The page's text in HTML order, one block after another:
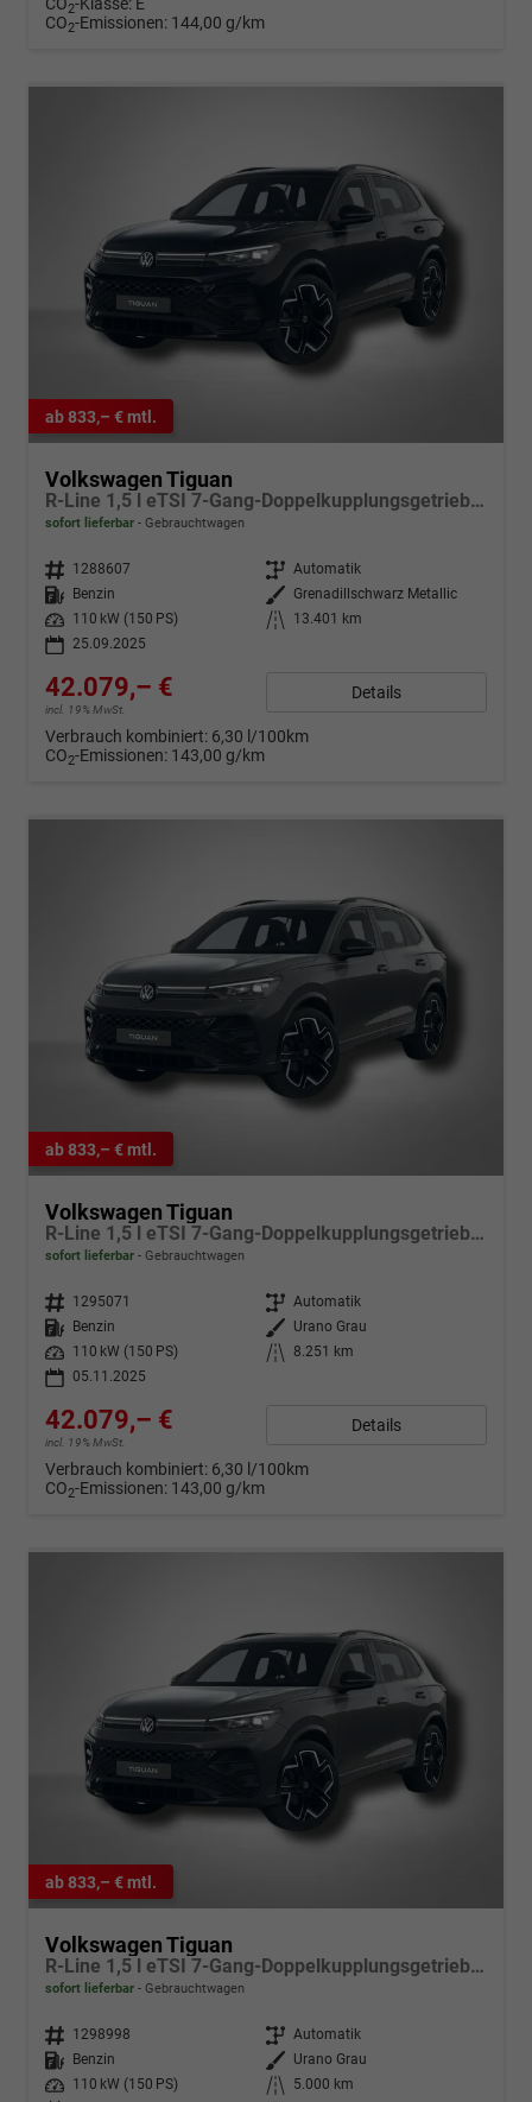
CO2-Klasse: E
CO2-Emissionen: 144,00 g/km
ab 833,– € mtl.
Volkswagen Tiguan
R-Line 1,5 l eTSI 7-Gang-Doppelkupplungsgetriebe DSG
sofort lieferbar Gebrauchtwagen
Fahrzeugnr. 1288607 Getriebe Automatik
Kraftstoff
Benzin Außenfarbe
Grenadillschwarz Metallic
Leistung
110 kW (150 PS) Kilometerstand
13.401 km
25.09.2025
42.079,– €
incl. 19% MwSt.
Details
Verbrauch kombiniert: 6,30 l/100km
CO2-Emissionen: 143,00 g/km
ab 833,– € mtl.
Volkswagen Tiguan
R-Line 1,5 l eTSI 7-Gang-Doppelkupplungsgetriebe DSG
sofort lieferbar Gebrauchtwagen
Fahrzeugnr. 1295071 Getriebe Automatik
Kraftstoff
Benzin Außenfarbe
Urano Grau
Leistung
110 kW (150 PS) Kilometerstand
8.251 km
05.11.2025
42.079,– €
incl. 19% MwSt.
Details
Verbrauch kombiniert: 6,30 l/100km
CO2-Emissionen: 143,00 g/km
ab 833,– € mtl.
Volkswagen Tiguan
R-Line 1,5 l eTSI 7-Gang-Doppelkupplungsgetriebe DSG
sofort lieferbar Gebrauchtwagen
Fahrzeugnr. 1298998 Getriebe Automatik
Kraftstoff
Benzin Außenfarbe
Urano Grau
Leistung
110 kW (150 PS) Kilometerstand
5.000 km